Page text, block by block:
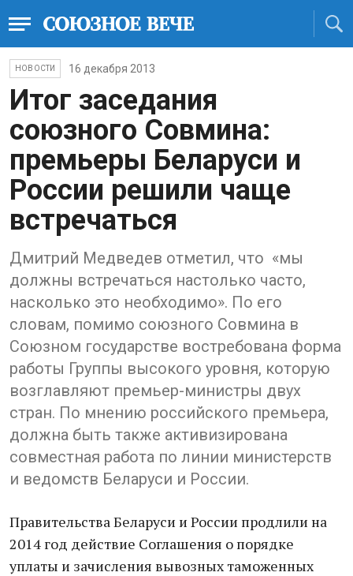
НОВОСТИ 16 декабря 2013
Итог заседания
союзного Совмина:
премьеры Беларуси и
России решили чаще
встречаться
Дмитрий Медведев отметил, что «мы
должны встречаться настолько часто,
насколько это необходимо». По его
словам, помимо союзного Совмина в
Союзном государстве востребована форма
работы Группы высокого уровня, которую
возглавляют премьер-министры двух
стран. По мнению российского премьера,
должна быть также активизирована
совместная работа по линии министерств
и ведомств Беларуси и России.
Правительства Беларуси и России продлили на
2014 год действие Соглашения о порядке
уплаты и зачисления вывозных таможенных